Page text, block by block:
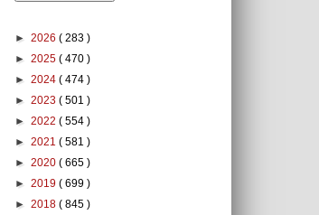
► 2026 ( 283 )
► 2025 ( 470 )
► 2024 ( 474 )
► 2023 ( 501 )
► 2022 ( 554 )
► 2021 ( 581 )
► 2020 ( 665 )
► 2019 ( 699 )
► 2018 ( 845 )